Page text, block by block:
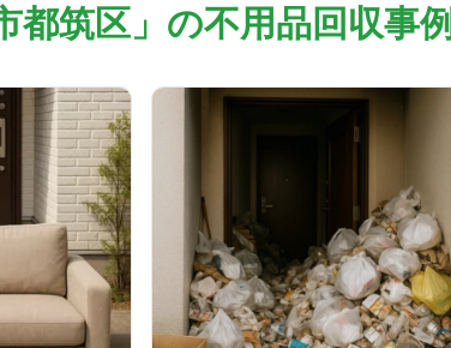
都筑区」の不用品回収事例